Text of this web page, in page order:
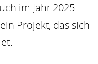
im Jahr 2025
Projekt, das sich